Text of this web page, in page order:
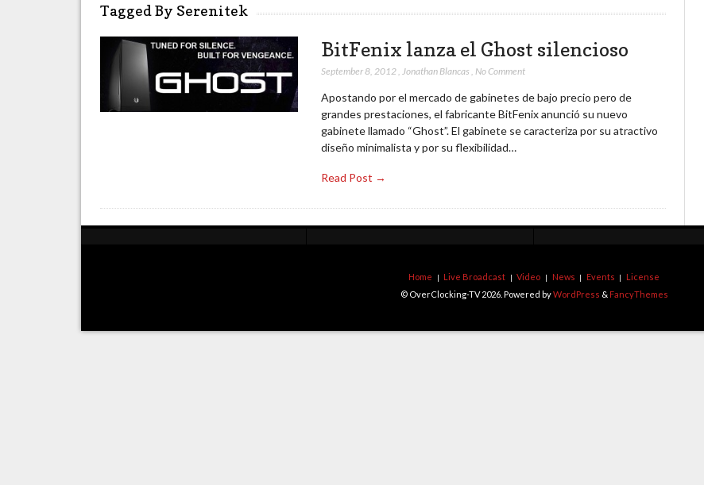
Tagged By Serenitek
BitFenix lanza el Ghost silencioso
September 8, 2012, Jonathan Blancas No Comment
Apostando por el mercado de gabinetes de bajo precio pero de
grandes prestaciones, el fabricante BitFenix anunció su nuevo
gabinete llamado “Ghost”. El gabinete se caracteriza por su atractivo
diseño minimalista y por su flexibilidad…
Read Post →
Home Live Broadcast Video News Events
License
© OverClocking-TV 2026. Powered byWordPress & FancyThemes